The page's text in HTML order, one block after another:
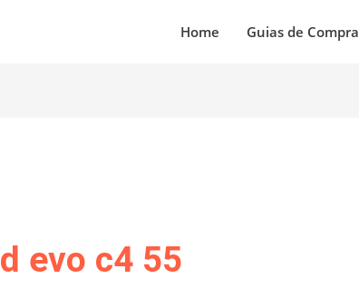
Home Guias de Compra
evo c4 55